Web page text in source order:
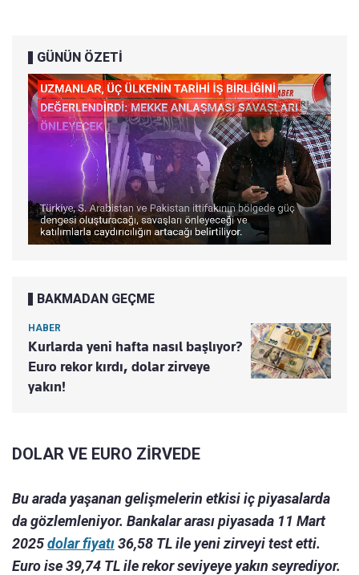
GÜNÜN ÖZETİ
BAKMADAN GEÇME
HABER
Kurlarda yeni hafta nasıl başlıyor?
Euro rekor kırdı, dolar zirveye
yakın!
DOLAR VE EURO ZİRVEDE
Bu arada yaşanan gelişmelerin etkisi iç piyasalarda
da gözlemleniyor. Bankalar arası piyasada 11 Mart
2025dolar fiyatı36,58 TL ile yeni zirveyi test etti.
Euro ise 39,74 TL ile rekor seviyeye yakın seyrediyor.